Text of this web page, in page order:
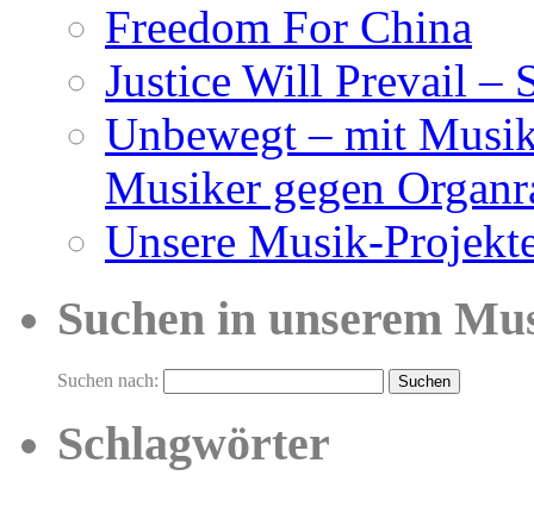
Freedom For China
Justice Will Prevail –
Unbewegt – mit
Musiker gegen
Unsere Musik-
Suchen in unserem
Suchen nach:
Schlagwörter